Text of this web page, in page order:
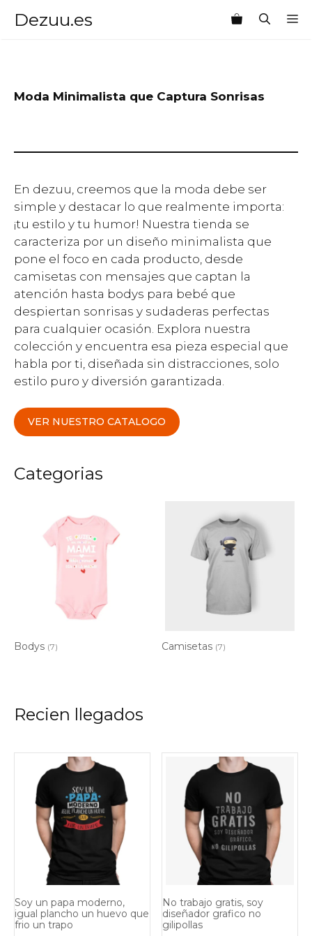
Dezuu.es
Moda Minimalista que Captura Sonrisas
En dezuu, creemos que la moda debe ser
simple y destacar lo que realmente importa:
¡tu estilo y tu humor! Nuestra tienda se
caracteriza por un diseño minimalista que
pone el foco en cada producto, desde
camisetas con mensajes que captan la
atención hasta bodys para bebé que
despiertan sonrisas y sudaderas perfectas
para cualquier ocasión. Explora nuestra
colección y encuentra esa pieza especial que
habla por ti, diseñada sin distracciones, solo
estilo puro y diversión garantizada.
VER NUESTRO CATALOGO
Categorias
Bodys (7) Camisetas (7)
Recien llegados
Soy un papa moderno,
igual plancho un huevo que
frio un trapo
No trabajo gratis, soy
diseñador grafico no
gilipollas